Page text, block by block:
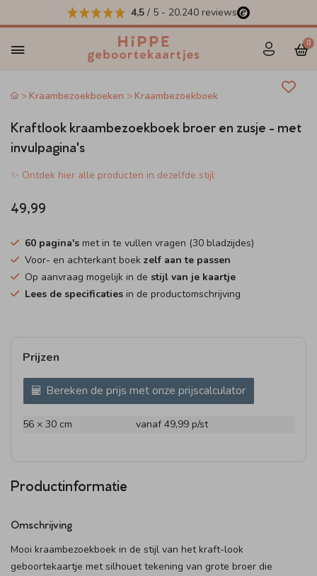
4,5 / 5 - 20.240 reviews
0
Kraambezoekboeken Kraambezoekboek
Kraftlook kraambezoekboek broer en zusje - met
invulpagina's
✨ Ontdek hier alle producten in dezelfde stijl
49,99
60 pagina's met in te vullen vragen (30 bladzijdes)
Voor- en achterkant boek zelf aan te passen
Op aanvraag mogelijk in de stijl van je kaartje
Lees de specificaties in de productomschrijving
Prijzen
Bereken de prijs met onze prijscalculator
56 × 30 cm vanaf 49,99 p/st
Productinformatie
Omschrijving
Mooi kraambezoekboek in de stijl van het kraft-look
geboortekaartje met silhouet tekening van grote broer die